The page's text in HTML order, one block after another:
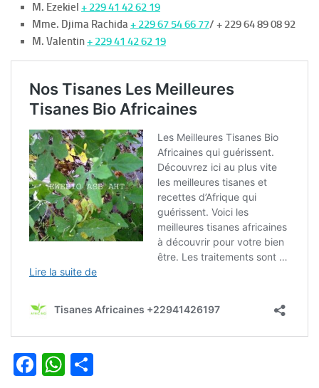
M. Ezekiel + 229 41 42 62 19
Mme. Djima Rachida+ 229 67 54 66 77/ + 229 64 89 08 92
M. Valentin+ 229 41 42 62 19
Facebook
WhatsApp